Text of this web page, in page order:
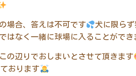
場合、答えは不可です
犬に限ら
はなく一緒に球場に入ることができ
の辺りでおしまいとさせて頂きます
おります